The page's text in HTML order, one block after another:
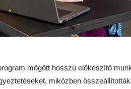
mögött hosszú előkészítő
miközben